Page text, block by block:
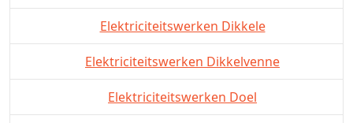
Elektriciteitswerken Dikkele
Elektriciteitswerken Dikkelvenne
Elektriciteitswerken Doel